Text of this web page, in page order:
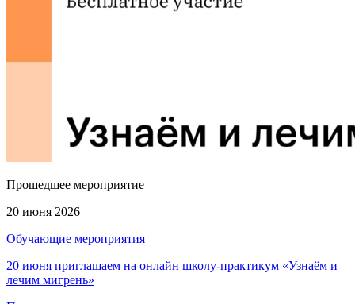
Прошедшее мероприятие
20 июня 2026
Обучающие мероприятия
20 июня приглашаем на онлайн школу-практикум «Узнаём и
лечим мигрень»